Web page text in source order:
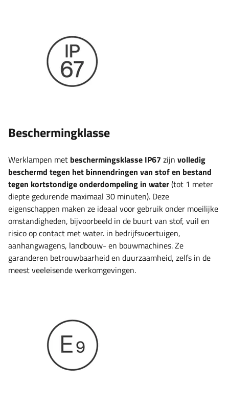
Beschermingklasse
Werklampen met beschermingsklasse IP67 zijn volledig
beschermd tegen het binnendringen van stof en bestand
tegen kortstondige onderdompeling in water(tot 1 meter
diepte gedurende maximaal 30 minuten). Deze
eigenschappen maken ze ideaal voor gebruik onder moeilijke
omstandigheden, bijvoorbeeld in de buurt van stof, vuil en
risico op contact met water. in bedrijfsvoertuigen,
aanhangwagens, landbouw- en bouwmachines. Ze
garanderen betrouwbaarheid en duurzaamheid, zelfs in de
meest veeleisende werkomgevingen.